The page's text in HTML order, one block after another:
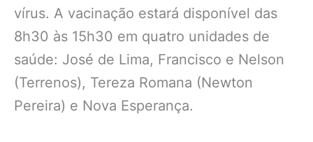
vírus. A vacinação estará disponível das
8h30 às 15h30 em quatro unidades de
saúde: José de Lima, Francisco e Nelson
(Terrenos), Tereza Romana (Newton
Pereira) e Nova Esperança.